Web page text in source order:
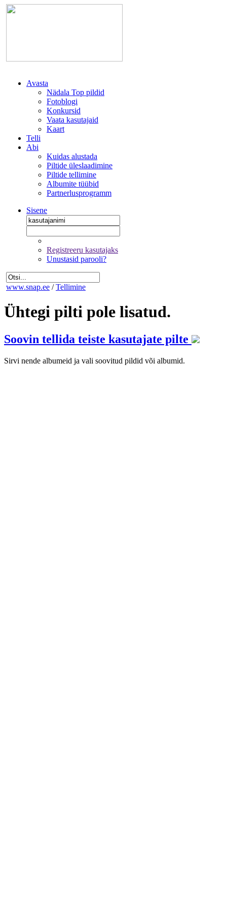
Avasta
Nädala Top pildid
Fotoblogi
Konkursid
Vaata kasutajaid
Kaart
Telli
Abi
Kuidas alustada
Piltide üleslaadimine
Piltide tellimine
Albumite tüübid
Partnerlusprogramm
Sisene
Registreeru kasutajaks
Unustasid parooli?
www.snap.ee / Tellimine
Ühtegi pilti pole lisatud.
Soovin tellida teiste kasutajate pilte
Sirvi nende albumeid ja vali soovitud pildid või albumid.